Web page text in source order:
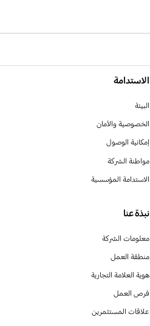
الاستدامة
البيئة
الخصوصية والأمان
إمكانية الوصول
مواطنة الشركة
الاستدامة المؤسسية
نبذة عنا
معلومات الشركة
منطقة العمل
هوية العلامة التجارية
فرص العمل
علاقات المستثمرين